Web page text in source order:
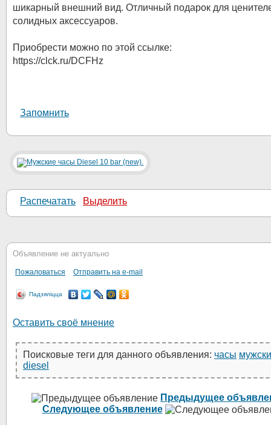
шикарный внешний вид. Отличный подарок для
солидных аксессуаров.
Приобрести можно по этой ссылке:
https://clck.ru/DCFHz
Запомнить
Распечатать Выделить
Объявление не актуально
Пожаловаться Отправить на e-mail
Падзяліцца
Оставить своё мнение
Поисковые теги для данного объявления: часы
diesel
Предыдущее
Следующее объявление